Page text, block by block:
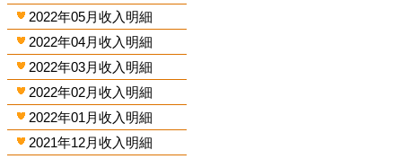
2022年05月收入明細
2022年04月收入明細
2022年03月收入明細
2022年02月收入明細
2022年01月收入明細
2021年12月收入明細